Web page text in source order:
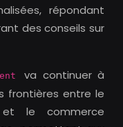
répondant
des conseils sur
va continuer à
frontières entre le
et le commerce